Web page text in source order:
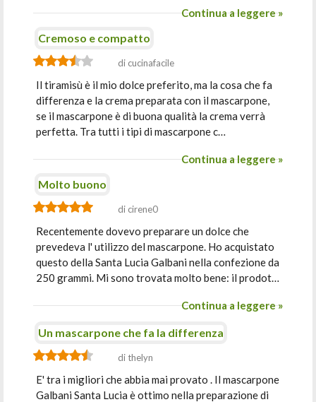
Continua a leggere »
Cremoso e compatto
di cucinafacile
Il tiramisù è il mio dolce preferito, ma la cosa che fa
differenza e la crema preparata con il mascarpone,
se il mascarpone è di buona qualità la crema verrà
perfetta. Tra tutti i tipi di mascarpone c…
Continua a leggere »
Molto buono
di cirene0
Recentemente dovevo preparare un dolce che
prevedeva l' utilizzo del mascarpone. Ho acquistato
questo della Santa Lucia Galbani nella confezione da
250 grammi. Mi sono trovata molto bene: il prodot…
Continua a leggere »
Un mascarpone che fa la differenza
di thelyn
E' tra i migliori che abbia mai provato . Il mascarpone
Galbani Santa Lucia è ottimo nella preparazione di